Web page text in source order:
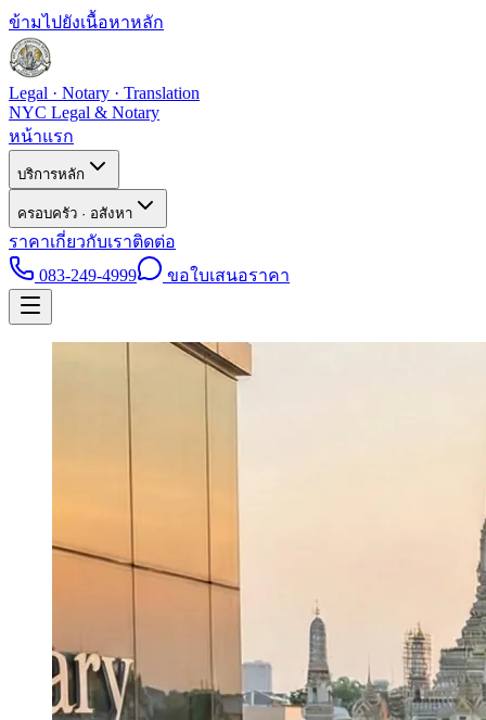
ข้ามไปยังเนื้อหาหลัก
Legal · Notary · Translation
NYC Legal & Notary
หน้าแรก
บริการหลัก
ครอบครัว · อสังหา
ราคาเกี่ยวกับเราติดต่อ
083-249-4999
ขอใบเสนอราคา